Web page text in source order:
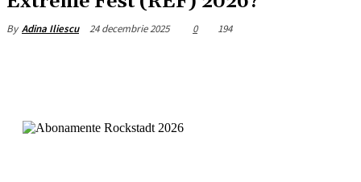
By Adina Iliescu 24 decembrie 2025 0 194